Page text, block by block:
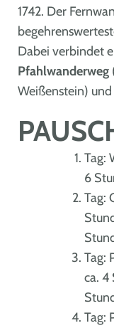
1742. Der
Dabei verbindet
Pfahlwanderweg
Weißenstein)
Tag:
6
Tag:
Tag:
ca. 4
Tag: